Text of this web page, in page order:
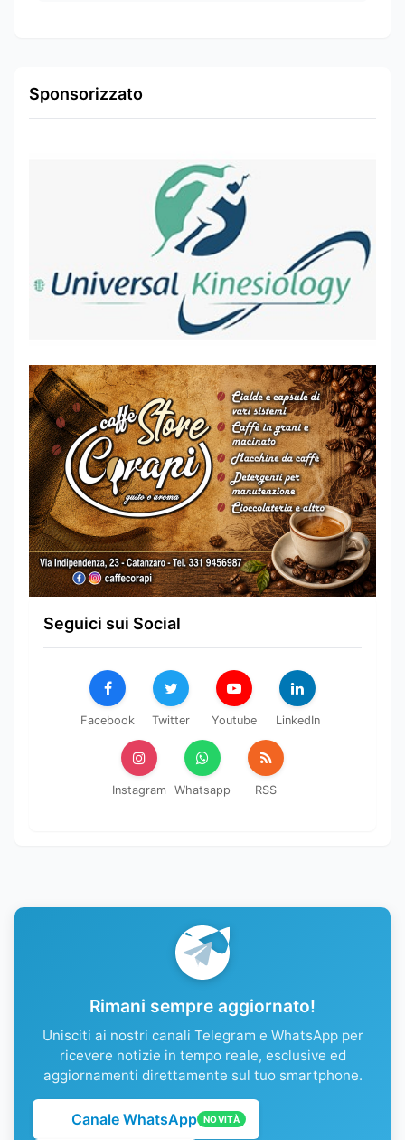
Sponsorizzato
Seguici sui Social
Facebook Twitter Youtube LinkedIn
Instagram Whatsapp RSS
Rimani sempre aggiornato!
Unisciti ai nostri canali Telegram e WhatsApp per
ricevere notizie in tempo reale, esclusive ed
aggiornamenti direttamente sul tuo smartphone.
Canale WhatsApp NOVITÀ